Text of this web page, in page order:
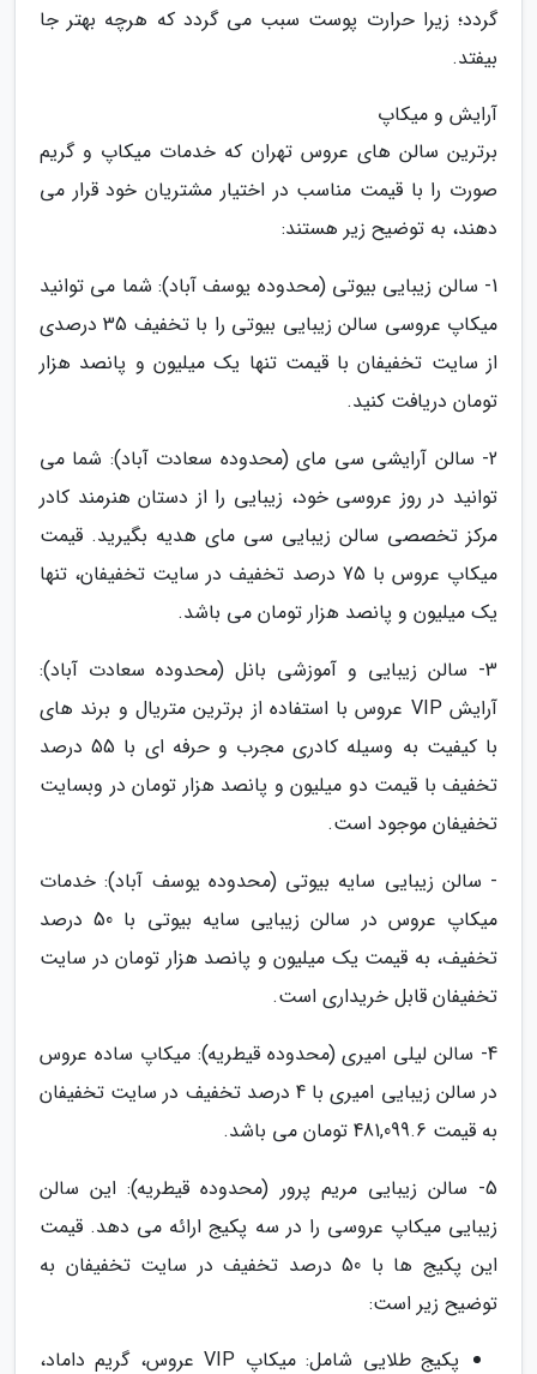
گردد؛ زیرا حرارت پوست سبب می گردد که هرچه بهتر جا
بیفتد.
آرایش و میکاپ
برترین سالن های عروس تهران که خدمات میکاپ و گریم
صورت را با قیمت مناسب در اختیار مشتریان خود قرار می
دهند، به توضیح زیر هستند:
1- سالن زیبایی بیوتی (محدوده یوسف آباد): شما می توانید
میکاپ عروسی سالن زیبایی بیوتی را با تخفیف 35 درصدی
از سایت تخفیفان با قیمت تنها یک میلیون و پانصد هزار
تومان دریافت کنید.
2- سالن آرایشی سی مای (محدوده سعادت آباد): شما می
توانید در روز عروسی خود، زیبایی را از دستان هنرمند کادر
مرکز تخصصی سالن زیبایی سی مای هدیه بگیرید. قیمت
میکاپ عروس با 75 درصد تخفیف در سایت تخفیفان، تنها
یک میلیون و پانصد هزار تومان می باشد.
3- سالن زیبایی و آموزشی بانل (محدوده سعادت آباد):
آرایش VIP عروس با استفاده از برترین متریال و برند های
با کیفیت به وسیله کادری مجرب و حرفه ای با 55 درصد
تخفیف با قیمت دو میلیون و پانصد هزار تومان در وبسایت
تخفیفان موجود است.
- سالن زیبایی سایه بیوتی (محدوده یوسف آباد): خدمات
میکاپ عروس در سالن زیبایی سایه بیوتی با 50 درصد
تخفیف، به قیمت یک میلیون و پانصد هزار تومان در سایت
تخفیفان قابل خریداری است.
4- سالن لیلی امیری (محدوده قیطریه): میکاپ ساده عروس
در سالن زیبایی امیری با 4 درصد تخفیف در سایت تخفیفان
به قیمت 481,099.6 تومان می باشد.
5- سالن زیبایی مریم پرور (محدوده قیطریه): این سالن
زیبایی میکاپ عروسی را در سه پکیج ارائه می دهد. قیمت
این پکیج ها با 50 درصد تخفیف در سایت تخفیفان به
توضیح زیر است:
پکیج طلایی شامل: میکاپ VIP عروس، گریم داماد،